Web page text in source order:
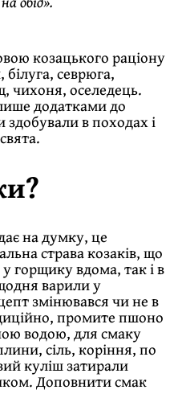
козацького раціону
севрюга,
чихоня, оселедець.
додатками до
в походах і
на думку, це
страва козаків, що
горщику вдома, так і в
варили у
змінювався чи не в
промите пшоно
водою, для смаку
сіль, коріння, по
куліш затирали
Доповнити смак